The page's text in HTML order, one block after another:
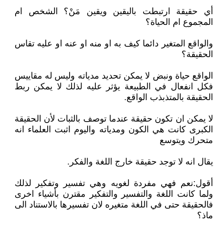
أي حقيقة ارتبطت باليقين ويقين مَنْ؟ الشخص ام
المجموع ام الحياة؟
والواقع المتغير دائما كيف به او منه او عنه او عليه تقاس
الحقيقة؟
الواقع حياة ونبض لا يمكن تحديد مدياته وليس له مقاييس
فكل انفعال في الطبيعة يؤثر عليه لذلك لا يمكن ربط
الحقيقة بالمتذبذب الواقع.
لا يمكن ان تكون حقيقة عندما توصف بالثبات لأن الحقيقة
الكبرى كانت هي الكون ومدياته واليوم اثبت العلماء انه
متحرك ويتوسع
يقال انه لا توجد حقيقة خارج اللغة والفكر.
أقول:نعم فهي مفردة لغويه وهي تفسير وتفكير لذلك
ولما كانت اللغة والتفسير والتفكير مقترن بأشياء اخرى
فالحقيقة حتى في اللغة متغيره لان تفسيرها بالاستناد الى
ماذ؟